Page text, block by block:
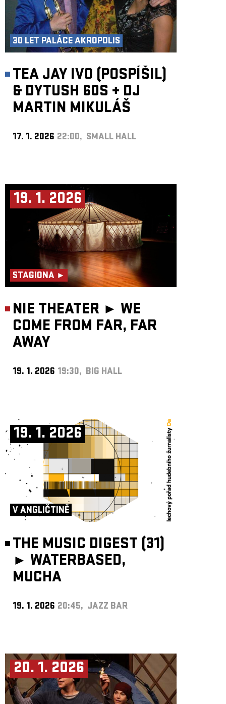
30 LET PALÁCE AKROPOLIS
TEA JAY IVO (POSPÍŠIL)
& DYTUSH 60S + DJ
MARTIN MIKULÁŠ
17. 1. 2026 22:00, SMALL HALL
19. 1. 2026
STAGIONA ►
NIE THEATER ► WE
COME FROM FAR, FAR
AWAY
19. 1. 2026 19:30, BIG HALL
19. 1. 2026
V ANGLIČTINĚ
THE MUSIC DIGEST (31)
► WATERBASED,
MUCHA
19. 1. 2026 20:45, JAZZ BAR
20. 1. 2026